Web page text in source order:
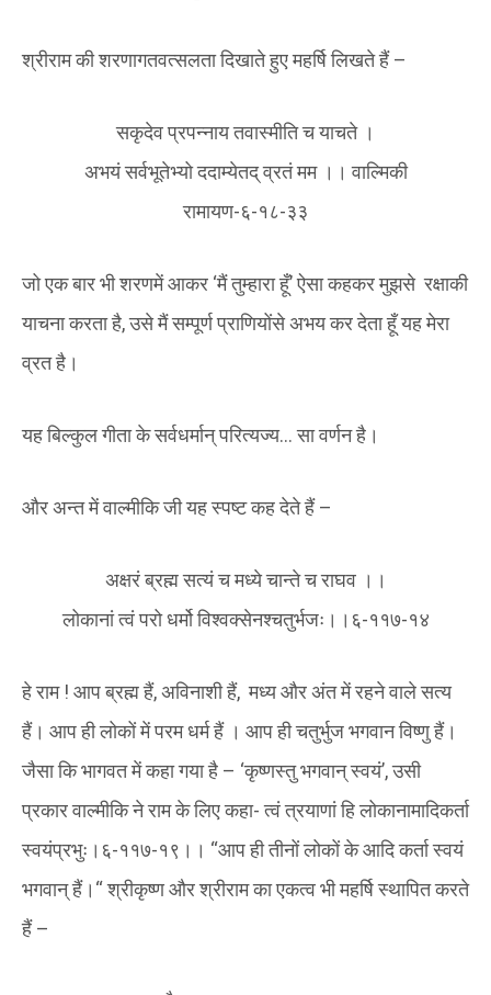
श्रीराम की शरणागतवत्सलता दिखाते हुए महर्षि लिखते हैं –
सकृदेव प्रपन्नाय तवास्मीति च याचते ।
अभयं सर्वभूतेभ्यो ददाम्येतद् व्रतं मम ।। वाल्मिकी
रामायण-६-१८-३३
जो एक बार भी शरणमें आकर ‘मैं तुम्हारा हूँ’ ऐसा कहकर मुझसे रक्षाकी
याचना करता है, उसे मैं सम्पूर्ण प्राणियोंसे अभय कर देता हूँ यह मेरा
व्रत है।
यह बिल्कुल गीता के सर्वधर्मान् परित्यज्य… सा वर्णन है।
और अन्त में वाल्मीकि जी यह स्पष्ट कह देते हैं –
अक्षरं ब्रह्म सत्यं च मध्ये चान्ते च राघव ।।
लोकानां त्वं परो धर्मो विश्वक्सेनश्चतुर्भजः।।६-११७-१४
हे राम ! आप ब्रह्म हैं, अविनाशी हैं, मध्य और अंत में रहने वाले सत्य
हैं। आप ही लोकों में परम धर्म हैं । आप ही चतुर्भुज भगवान विष्णु हैं।
जैसा कि भागवत में कहा गया है – ‘कृष्णस्तु भगवान् स्वयं’, उसी
प्रकार वाल्मीकि ने राम के लिए कहा- त्वं त्रयाणां हि लोकानामादिकर्ता
स्वयंप्रभुः।६-११७-१९।। “आप ही तीनों लोकों के आदि कर्ता स्वयं
भगवान् हैं।“ श्रीकृष्ण और श्रीराम का एकत्व भी महर्षि स्थापित करते
हैं –